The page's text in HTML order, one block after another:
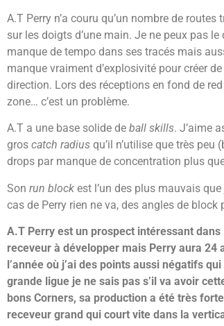
A.T Perry n’a couru qu’un nombre de
sur les doigts d’une main. Je ne peux pas
manque de tempo dans ses tracés mais
manque vraiment d’explosivité pour créer
direction. Lors des réceptions en fond de
zone… c’est un problème.
A.T a une base solide de ball skills. J’aime
gros catch radius qu’il n’utilise que très
drops par manque de concentration plus
Son run block est l’un des plus mauvais
cas de Perry rien ne va, des angles de
A.T Perry est un prospect intéressant
receveur à développer mais Perry aura 24
l’année où j’ai des points aussi négatifs
grande ligue je ne sais pas s’il va avoir
bons Corners, sa production a été très
receveur grand qui court vite dans la